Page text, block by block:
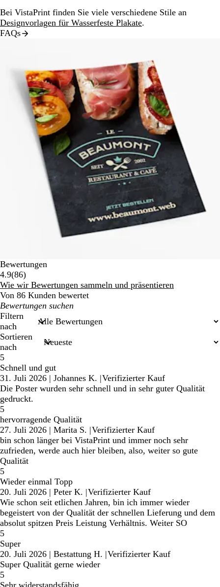
Bei VistaPrint finden Sie viele verschiedene Stile an
Designvorlagen für Wasserfeste Plakate.
FAQs
Bewertungen
4.9(8686
Bewertungen
)
Wie wir Bewertungen sammeln und präsentieren
Von 86 Kunden bewertet
Meine
Sucheingaben
Filtern
nach
Sortieren
nach
5
Schnell und gut
31. Juli 2026 | Johannes K. |Verifizierter Kauf
Die Poster wurden sehr schnell und in sehr guter Qualität
gedruckt.
5
hervorragende Qualität
27. Juli 2026 | Marita S. |Verifizierter Kauf
bin schon länger bei VistaPrint und immer noch sehr
zufrieden, werde auch hier bleiben, also, weiter so gute
Qualität
5
Wieder einmal Topp
20. Juli 2026 | Peter K. |Verifizierter Kauf
Wie schon seit etlichen Jahren, bin ich immer wieder
begeistert von der Qualität der schnellen Lieferung und dem
absolut spitzen Preis Leistung Verhältnis. Weiter SO
5
Super
20. Juli 2026 | Bestattung H. |Verifizierter Kauf
Super Qualität gerne wieder
5